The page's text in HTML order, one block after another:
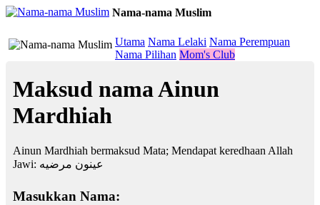
Nama-nama Muslim
Utama Nama Lelaki Nama Perempuan
Nama Pilihan Mom's Club
Maksud nama Ainun
Mardhiah
Ainun Mardhiah bermaksud Mata; Mendapat keredhaan Allah
Jawi: عينون مرضيه
Masukkan Nama: